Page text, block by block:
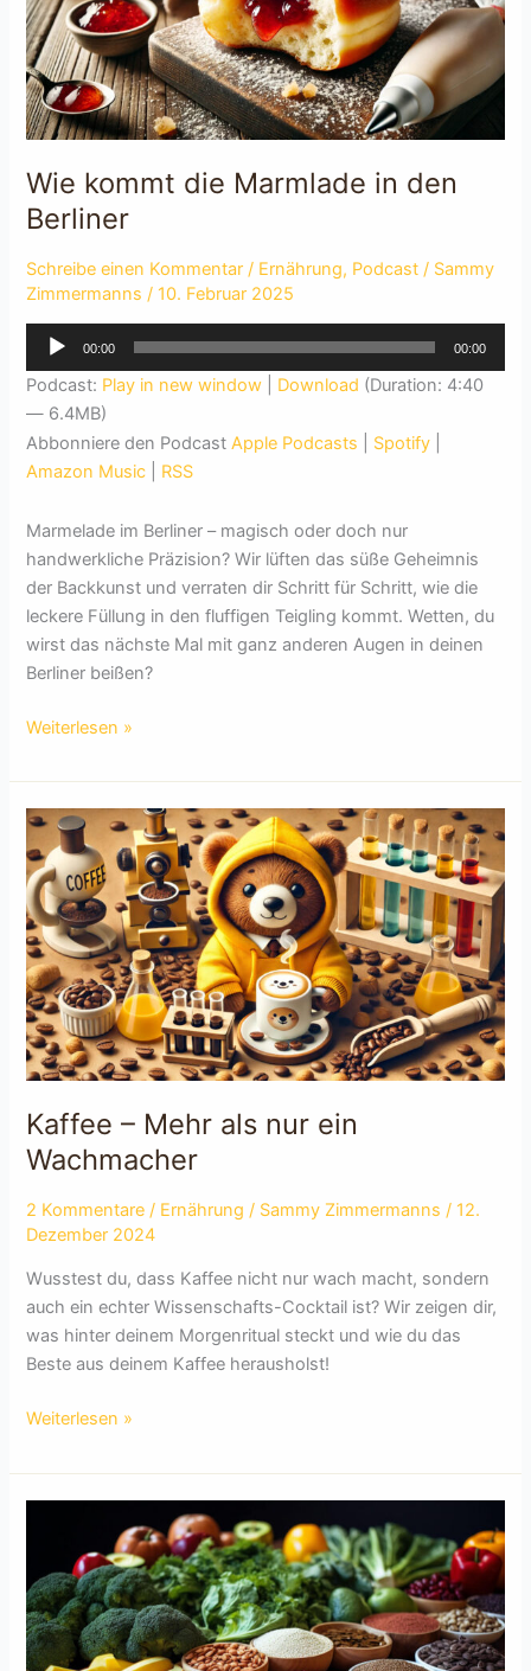
Maisfeld
einschlägt
Wie kommt die Marmlade in den
Berliner
Schreibe einen Kommentar / Ernährung, Podcast / Sammy
Zimmermanns / 10. Februar 2025
Audio-
00:00 00:00
Podcast: Play in new window Download (Duration: 4:40
— 6.4MB)
Abbonniere den PodcastApple Podcasts Spotify
Amazon Music
RSS
Marmelade im Berliner – magisch oder doch nur
handwerkliche Präzision? Wir lüften das süße Geheimnis
der Backkunst und verraten dir Schritt für Schritt, wie die
leckere Füllung in den fluffigen Teigling kommt. Wetten, du
wirst das nächste Mal mit ganz anderen Augen in deinen
Berliner beißen?
Wie
die
Marmlade
den
Berliner
Weiterlesen »
Kaffee – Mehr als nur ein
Wachmacher
2 Kommentare / Ernährung / Sammy Zimmermanns/ 12.
Dezember 2024
Wusstest du, dass Kaffee nicht nur wach macht, sondern
auch ein echter Wissenschafts-Cocktail ist? Wir zeigen dir,
was hinter deinem Morgenritual steckt und wie du das
Beste aus deinem Kaffee herausholst!
Kaffee
Mehr
als
Wachmacher
Weiterlesen »